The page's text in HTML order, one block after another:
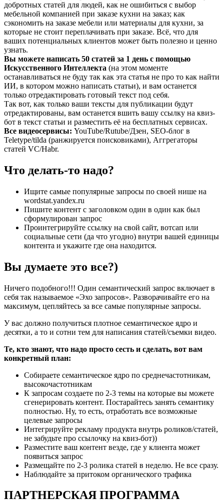
добротных статей для людей, как не ошибиться с выбор
мебельной компанией при заказе кухни на заказ; как
сэкономить на заказе мебели или материалы для кухни, за
которые не стоит переплачивать при заказе. Всё, что для
ваших потенциальных клиентов может быть полезно и ценно
узнать.
Вы можете написать 50 статей за 1 день с помощью
Искусственного Интеллекта (на этом моменте
останавливаться не буду так как эта статья не про то как найти
ИИ, в котором можно написать статьи), и вам останется
только отредактировать готовый текст под себя.
Так вот, как только ваши тексты для публикации будут
отредактированы, вам останется вшить вашу ссылку на квиз-
бот в текст статьи и разместить её на бесплатных сервисах.
Все видеосервисы: YouTube/Rutube/Дзен, SEO-блог в
Teletype/tilda (ранжируется поисковиками), Аггрегаторы
статей VC/Habr.
Что делать-то надо?
Ищите самые популярные запросы по своей нише на
wordstat.yandex.ru
Пишите контент с заголовком один в один как был
сформулирован запрос
Проинтегрируйте ссылку на свой сайт, вотсап или
социальные сети (да что угодно) внутри вашей единицы
контента и укажите где она находится.
Вы думаете это все?)
Ничего подобного!!! Один семантический запрос включает в
себя так называемое «Эхо запросов». Разворачивайте его на
максимум, цепляйтесь за все самые популярные запросы.
У вас должно получиться плотное семантическое ядро и
десятки, а то и сотни тем для написания статей/съемки видео.
Те, кто знают, что надо просто сесть и сделать, вот вам
конкретный план:
Собираете семантическое ядро по среднечастотникам,
высокочастотникам
К запросам создаете по 2-3 темы на которые вы можете
сгенерировать контент. Постарайтесь занять семантику
полностью. Ну, то есть, отработать все возможные
целевые запросы
Интегрируйте рекламу продукта внутрь роликов/статей,
не забудьте про ссылочку на квиз-бот))
Разместите ваш контент везде, где у клиента может
появиться запрос
Размещайте по 2-3 ролика статей в неделю. Не все сразу.
Наблюдайте за притоком органического трафика
ПАРТНЕРСКАЯ ПРОГРАММА